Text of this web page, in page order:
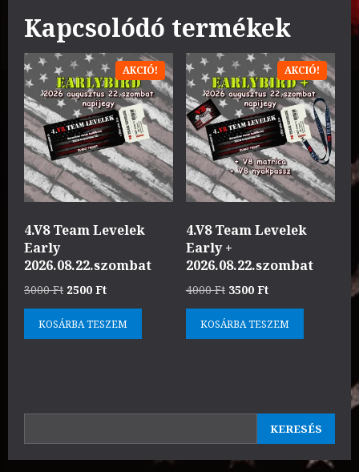
Kapcsolódó termékek
AKCIÓ!
4.V8 Team Levelek
Early
2026.08.22.szombat
3000Ft Original
price
was:
2500 FtCurrent
price
is:
KOSÁRBA TESZEM
AKCIÓ!
4.V8 Team Levelek
Early +
2026.08.22.szombat
4000Ft Original
price
was:
3500 FtCurrent
price
is:
KOSÁRBA TESZEM
KERESÉS